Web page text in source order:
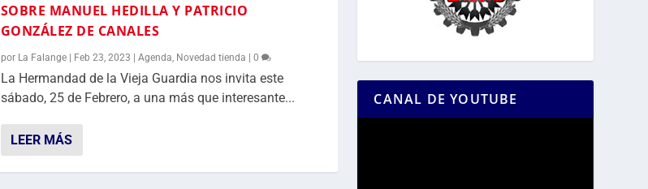
SOBRE MANUEL HEDILLA Y PATRICIO
GONZÁLEZ DE CANALES
por La Falange| Feb 23, 2023 | Agenda Novedad tienda | 0
La Hermandad de la Vieja Guardia nos invita este
sábado, 25 de Febrero, a una más que interesante...
LEER MÁS
CANAL DE YOUTUBE